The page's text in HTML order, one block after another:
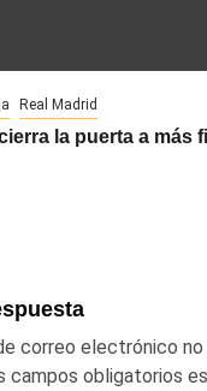
Real Madrid
la puerta a más
correo electrónico no
campos obligatorios